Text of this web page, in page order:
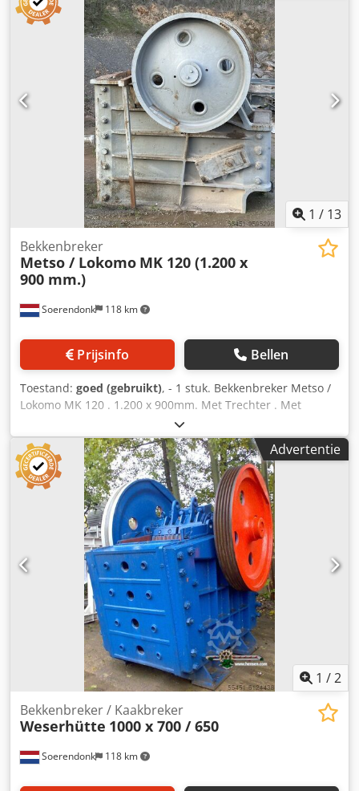
1 / 13
Soerendonk 118 km
Bekkenbreker
Metso / Lokomo MK 120 (1.200 x
900 mm.)
Prijsinfo Bellen
Toestand: goed (gebruikt), - 1 stuk. Bekkenbreker Metso /
Lokomo MK 120 . 1.200 x 900mm. Met Trechter . Met
aandrijving . Met onderdelen : Zwenkarm, vliegwielen,
bekken, zijplaten, lagers, veren enz. Bekijk het PDF-
Document hier onder voor meer specifieke informatie.
Credpfx Adolf Iqceyof
Advertentie
1 /2
Soerendonk 118 km
Bekkenbreker / Kaakbreker
Weserhütte 1000 x 700 / 650